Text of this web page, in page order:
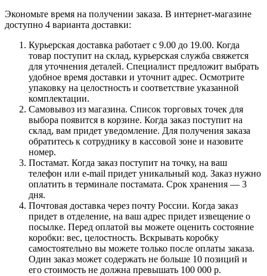
Экономьте время на получении заказа. В интернет-магазине
доступно 4 варианта доставки:
Курьерская доставка работает с 9.00 до 19.00. Когда
товар поступит на склад, курьерская служба свяжется
для уточнения деталей. Специалист предложит выбрать
удобное время доставки и уточнит адрес. Осмотрите
упаковку на целостность и соответствие указанной
комплектации.
Самовывоз из магазина. Список торговых точек для
выбора появится в корзине. Когда заказ поступит на
склад, вам придет уведомление. Для получения заказа
обратитесь к сотруднику в кассовой зоне и назовите
номер.
Постамат. Когда заказ поступит на точку, на ваш
телефон или e-mail придет уникальный код. Заказ нужно
оплатить в терминале постамата. Срок хранения — 3
дня.
Почтовая доставка через почту России. Когда заказ
придет в отделение, на ваш адрес придет извещение о
посылке. Перед оплатой вы можете оценить состояние
коробки: вес, целостность. Вскрывать коробку
самостоятельно вы можете только после оплаты заказа.
Один заказ может содержать не больше 10 позиций и
его стоимость не должна превышать 100 000 р.